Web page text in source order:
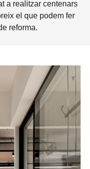
a realitzar centenars
el que podem fer
reforma.